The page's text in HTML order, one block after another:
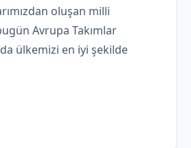
oluşan milli
Avrupa Takımlar
ülkemizi en iyi şekilde